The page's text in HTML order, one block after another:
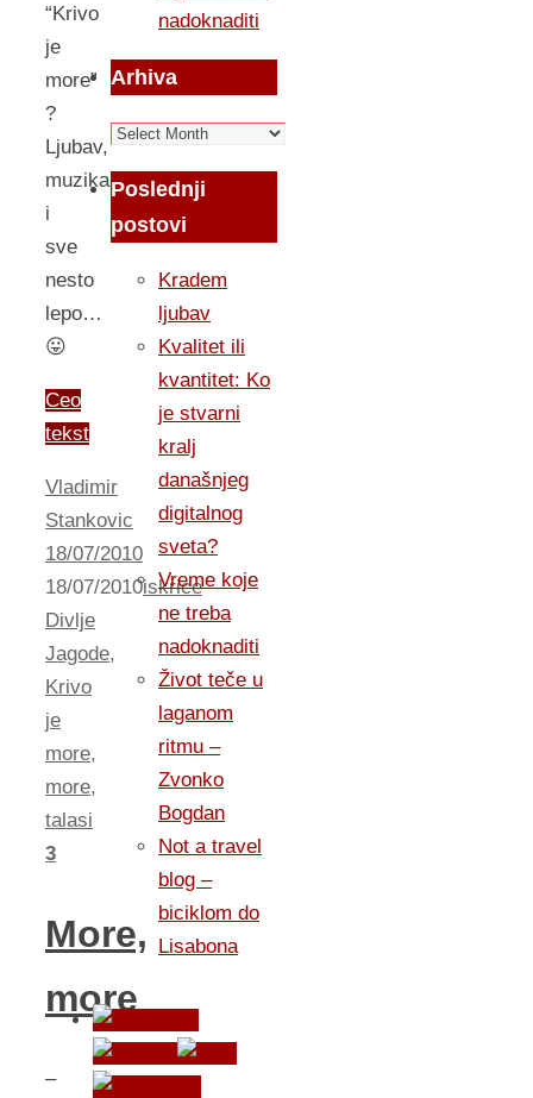
“Krivo
je
more”
?
Ljubav,
muzika
i
sve
nesto
lepo…
😛
Ceo
tekst
Vladimir
Stankovic
18/07/2010
18/07/2010iskrice
Divlje
Jagode,
Krivo
je
more,
more,
talasi
3
More,
more
–
nadoknaditi
Arhiva
Arhiva
Poslednji
postovi
Kradem
ljubav
Kvalitet ili
kvantitet: Ko
je stvarni
kralj
današnjeg
digitalnog
sveta?
Vreme koje
ne treba
nadoknaditi
Život teče u
laganom
ritmu –
Zvonko
Bogdan
Not a travel
blog –
biciklom do
Lisabona